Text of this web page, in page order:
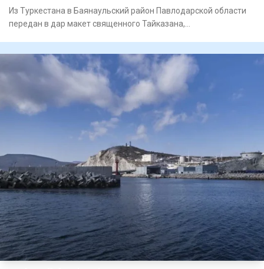
Из Туркестана в Баянаульский район Павлодарской области
передан в дар макет священного Тайказана,